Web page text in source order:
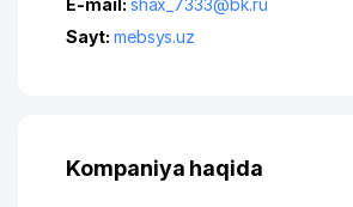
E-mail: shax_7333@bk.ru
Sayt: mebsys.uz
Kompaniya haqida